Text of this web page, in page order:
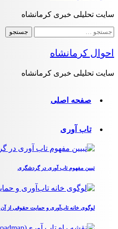
سایت تحلیلی خبری کرمانشاه
جستجو
برای:
احوال کرمانشاه
سایت تحلیلی خبری کرمانشاه
صفحه اصلی
تاب آوری
تبیین مفهوم تاب آوری در گردشگری
لوگوی خانه تاب‌آوری و حمایت حقوقی از آن